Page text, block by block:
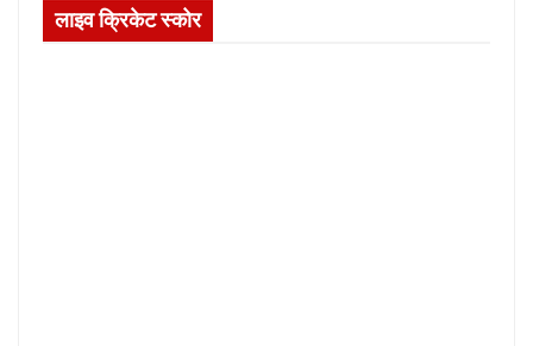
लाइव क्रिकेट स्कोर